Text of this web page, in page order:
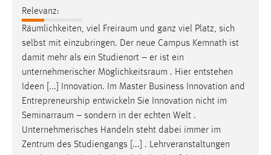
Relevanz:
Räumlichkeiten, viel Freiraum und ganz viel Platz, sich
selbst mit einzubringen. Der neue Campus Kemnath ist
damit mehr als ein Studienort – er ist ein
unternehmerischer Möglichkeitsraum . Hier entstehen
Ideen [...] Innovation. Im Master Business Innovation and
Entrepreneurship entwickeln Sie Innovation nicht im
Seminarraum – sondern in der echten Welt .
Unternehmerisches Handeln steht dabei immer im
Zentrum des Studiengangs [...] . Lehrveranstaltungen